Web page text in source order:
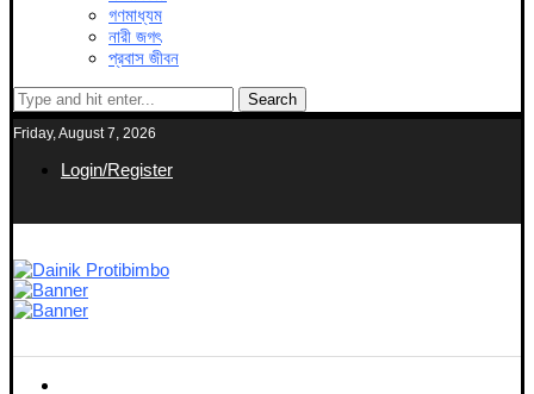
গণমাধ্যম
নারী জগৎ
প্রবাস জীবন
Search
Friday, August 7, 2026
Login/Register